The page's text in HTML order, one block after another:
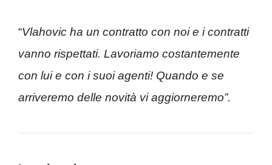
“Vlahovic ha un contratto con noi e i contratti
vanno rispettati. Lavoriamo costantemente
con lui e con i suoi agenti! Quando e se
arriveremo delle novità vi aggiorneremo”.